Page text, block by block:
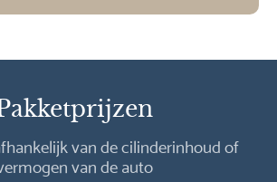
van de cilinderinhoud of
van de auto